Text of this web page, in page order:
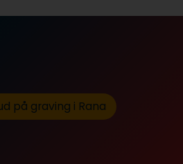
på graving i Rana